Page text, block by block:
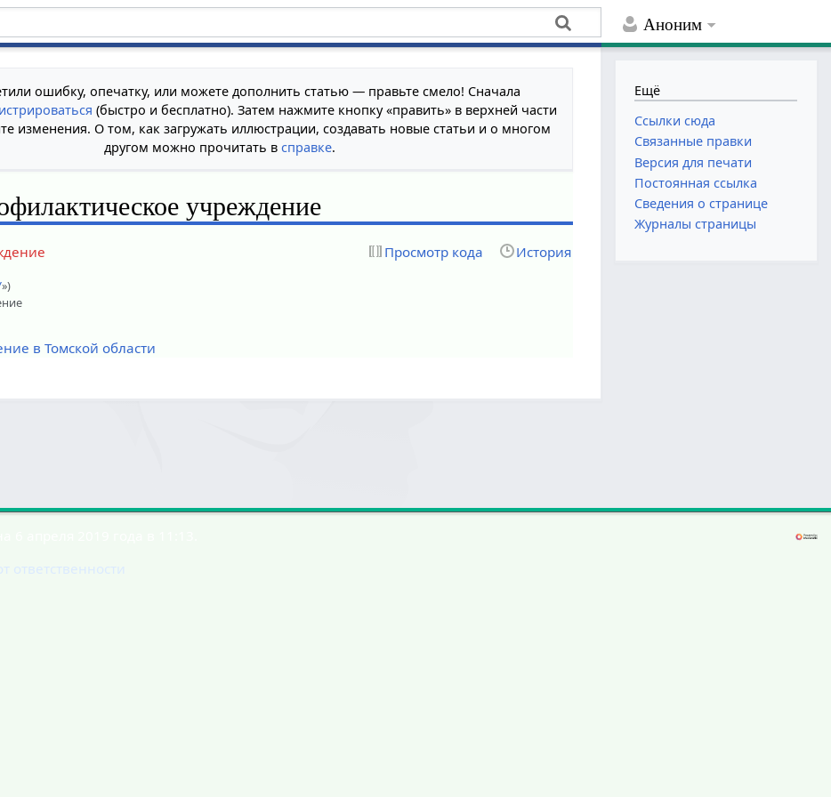
Аноним
ошибку, опечатку, или можете дополнить статью — правьте смело! Сначала
(быстро и бесплатно). Затем нажмите кнопку «править» в верхней части
изменения. О том, как загружать иллюстрации, создавать новые статьи и о многом
другом можно прочитать в справке.
учреждение
Просмотр кода История
»)
в Томской области
Ещё
Ссылки сюда
Связанные правки
Версия для печати
Постоянная ссылка
Сведения о странице
Журналы страницы